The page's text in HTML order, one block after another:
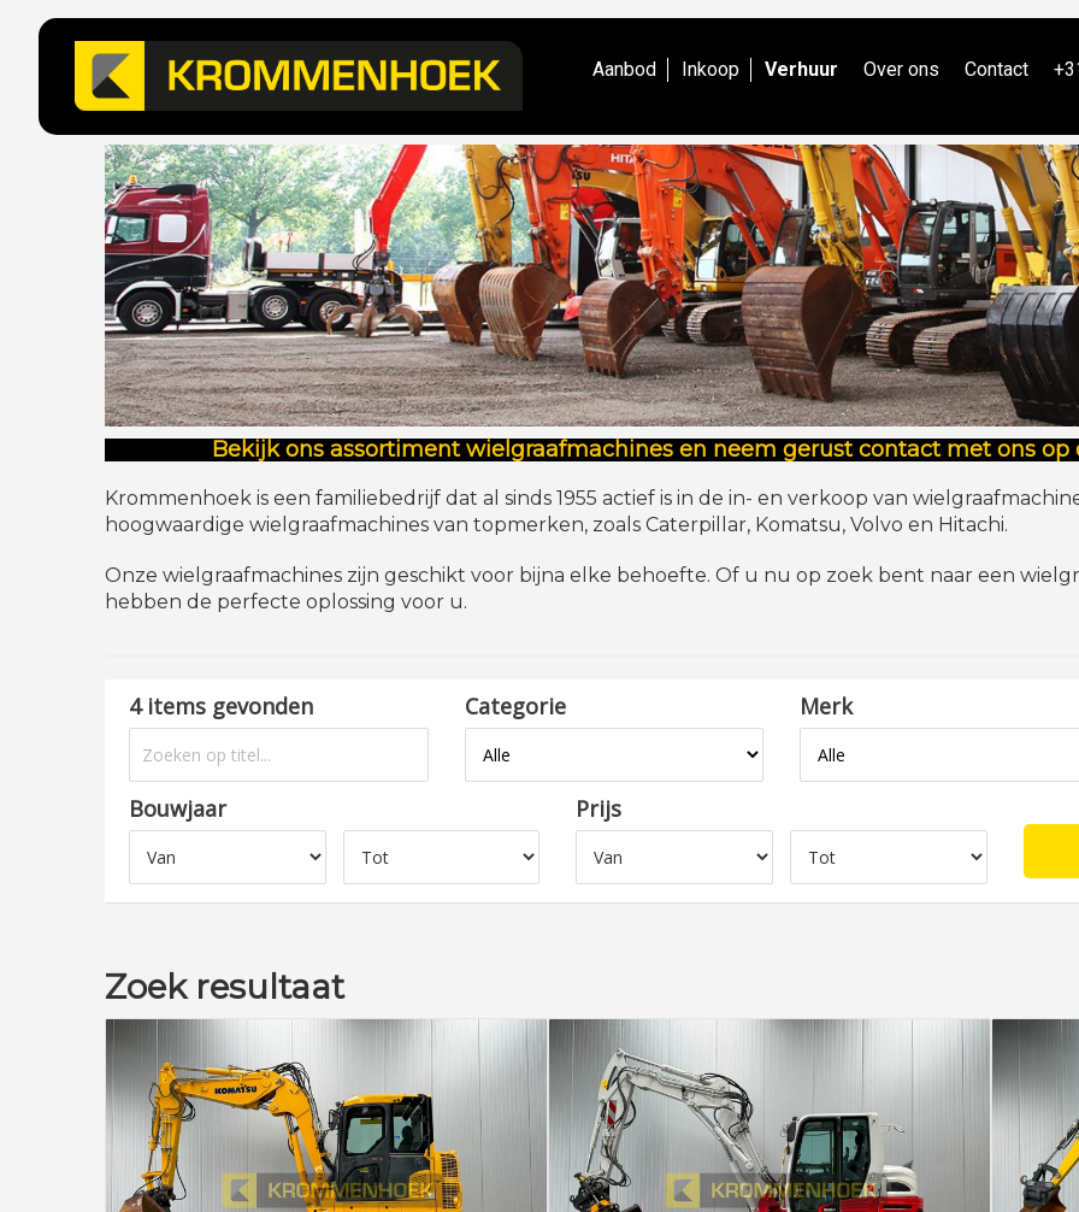
Aanbod Inkoop Verhuur Over ons Contact
Bekijk ons assortiment wielgraafmachines en neem gerust contact met ons
Krommenhoek is een familiebedrijf dat al sinds 1955 actief is in de in- en verkoop van
hoogwaardige wielgraafmachines van topmerken, zoals Caterpillar, Komatsu, Volvo en Hitachi.
Onze wielgraafmachines zijn geschikt voor bijna elke behoefte. Of u nu op zoek bent naar een
hebben de perfecte oplossing voor u.
4 items gevonden Categorie Merk
Bouwjaar Prijs
Zoek resultaat